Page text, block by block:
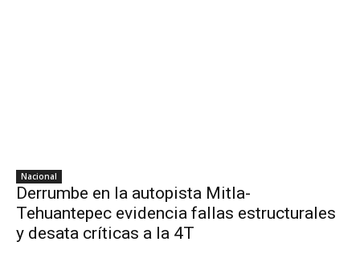
Nacional
Derrumbe en la autopista Mitla-
Tehuantepec evidencia fallas estructurales
y desata críticas a la 4T